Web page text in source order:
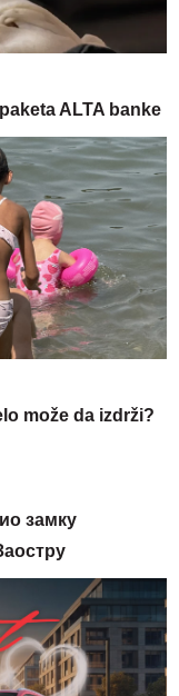
ALTA banke
može da izdrži?
замку